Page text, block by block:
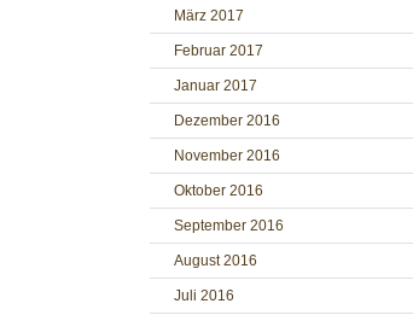
März 2017
Februar 2017
Januar 2017
Dezember 2016
November 2016
Oktober 2016
September 2016
August 2016
Juli 2016